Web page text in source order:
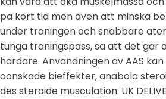
pa kort tid men aven att minska
under traningen och snabbare
tunga traningspass, sa att det
hardare. Anvandningen av AAS
oonskade bieffekter, anabola
des steroide musculation. UK